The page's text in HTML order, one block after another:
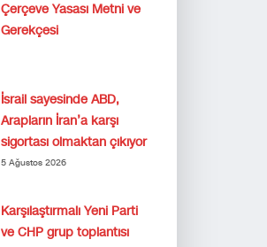
Çerçeve Yasası Metni ve
Gerekçesi
İsrail sayesinde ABD,
Arapların İran’a karşı
sigortası olmaktan çıkıyor
5 Ağustos 2026
Karşılaştırmalı Yeni Parti
ve CHP grup toplantısı